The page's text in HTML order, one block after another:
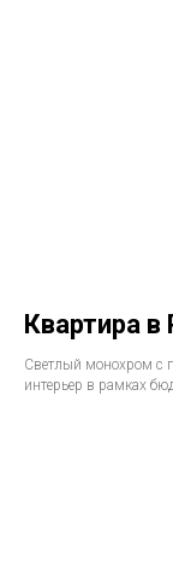
Квартира
Светлый монохром с
интерьер в рамках